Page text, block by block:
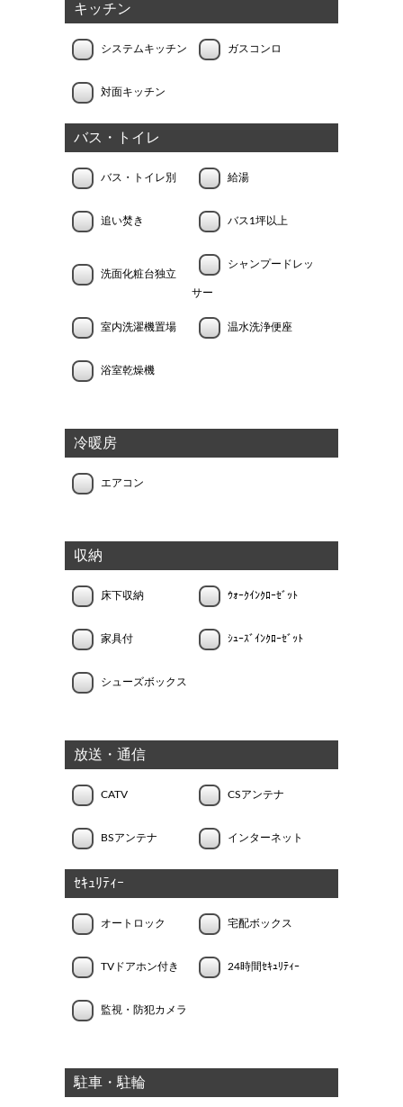
キッチン
システムキッチン ガスコンロ
対面キッチン
バス・トイレ
バス・トイレ別 給湯
追い焚き バス1坪以上
洗面化粧台独立
シャンプードレッ
サー
室内洗濯機置場 温水洗浄便座
浴室乾燥機
冷暖房
エアコン
収納
床下収納 ｳｫｰｸｲﾝｸﾛｰｾﾞｯﾄ
家具付 ｼｭｰｽﾞｲﾝｸﾛｰｾﾞｯﾄ
シューズボックス
放送・通信
CATV CSアンテナ
BSアンテナ インターネット
ｾｷｭﾘﾃｨｰ
オートロック 宅配ボックス
TVドアホン付き 24時間ｾｷｭﾘﾃｨｰ
監視・防犯カメラ
駐車・駐輪